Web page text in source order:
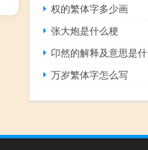
权的繁体字多少画
张大炮是什么梗
卬然的解释及意思是
万岁繁体字怎么写